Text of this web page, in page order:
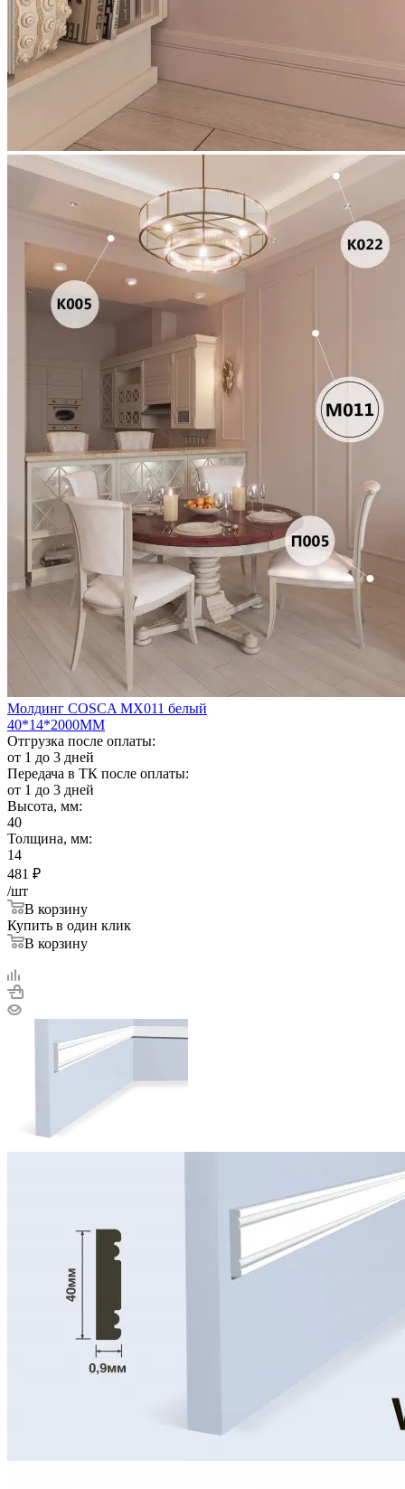
Молдинг COSCA MX011 белый
40*14*2000ММ
Отгрузка после оплаты:
от 1 до 3 дней
Передача в ТК после оплаты:
от 1 до 3 дней
Высота, мм:
40
Толщина, мм:
14
481 ₽
/шт
В корзину
Купить в один клик
В корзину